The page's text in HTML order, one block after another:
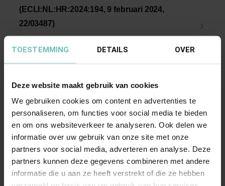
TOESTEMMING DETAILS OVER
Deze website maakt gebruik van cookies
We gebruiken cookies om content en advertenties te
personaliseren, om functies voor social media te bieden
en om ons websiteverkeer te analyseren. Ook delen we
informatie over uw gebruik van onze site met onze
partners voor social media, adverteren en analyse. Deze
partners kunnen deze gegevens combineren met andere
informatie die u aan ze heeft verstrekt of die ze hebben
(ECLI:NL:HR:2024:194, 9 februari 2024,
22/03487)
in art. 131 en 132 Pensioenwet opgenomen ...
06 OKTOBER 2015